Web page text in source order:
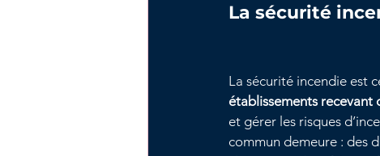
La sécurité
La sécurité incendie est
établissements recevant
et gérer les risques
commun demeure : des